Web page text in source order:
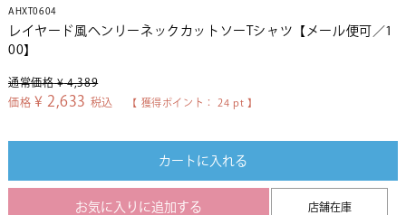
AHXT0604
レイヤード風ヘンリーネックカットソーTシャツ【メール便可／1
00】
通常価格 ¥ 4,389
価格 ¥ 2,633 税込 【 獲得ポイント： 24 pt 】
カートに入れる
お気に入りに追加する 店舗在庫